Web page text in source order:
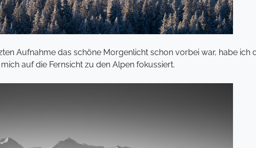
Aufnahme das schöne Morgenlicht schon vorbei war, habe ich
auf die Fernsicht zu den Alpen fokussiert.